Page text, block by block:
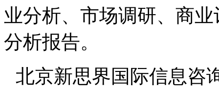
业分析、市场调研、商
分析报告。
北京新思界国际信息咨